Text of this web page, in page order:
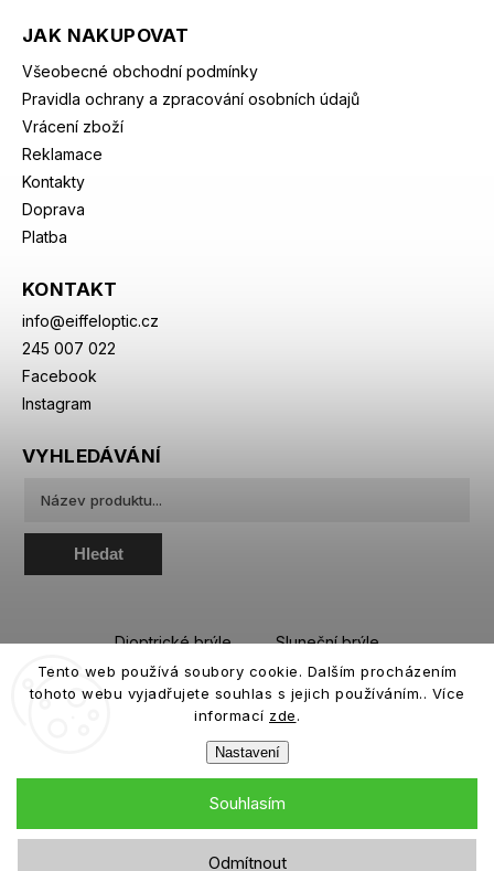
Tento web používá soubory cookie. Dalším procházením
tohoto webu vyjadřujete souhlas s jejich používáním.. Více
informací zde.
Nastavení
Odmítnout
Souhlasím
JAK NAKUPOVAT
Všeobecné obchodní podmínky
Pravidla ochrany a zpracování osobních údajů
Vrácení zboží
Reklamace
Kontakty
Doprava
Platba
KONTAKT
info@eiffeloptic.cz
245 007 022
Facebook
Instagram
VYHLEDÁVÁNÍ
Hledat
Dioptrické brýle
Sluneční brýle
Sportovní brýle
Kontaktní čočky
Roztoky a oční kapky
Copyright 2026eiffeloptic.cz. Všechna práva vyhrazena.